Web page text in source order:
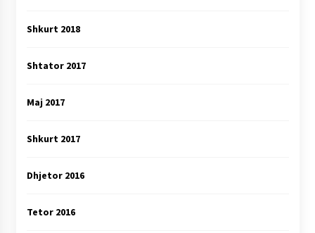
Shkurt 2018
Shtator 2017
Maj 2017
Shkurt 2017
Dhjetor 2016
Tetor 2016